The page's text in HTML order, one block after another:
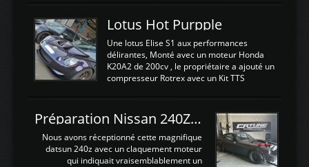
est temps de brancher le ...
légere découpe du plastique inferieur,
negénant en rien la structure ou le
fonctionnement du fond plat. Une
reprogrammation Stage 2 est faite sur le
calculateur d'origine. Une alternative
économique au passage sur Hondata
d'origine 310cv et 400Nn , Une fois
reprogrammé et les ...
Lotus Hot Purpple
Une lotus Elise S1 aux performances
délirantes, Monté avec un moteur Honda
K20A2 de 200cv , le propriétaire a ajouté un
compresseur Rotrex avec un Kit TTS
d'augmenter la puissance de son moteur:
un watercooler a été ajouté. 300Cv sans
échangeurLa lotus équipée d'un Hondata
Kpro et d'une large bande pour le réglage
Avantages et inconvénients d'un
Préparation Nissan 240Z SR20DET
Nous avons réceptionné cette magnifique
datsun 240z avec un claquement moteur
qui indiquait vraisemblablement un